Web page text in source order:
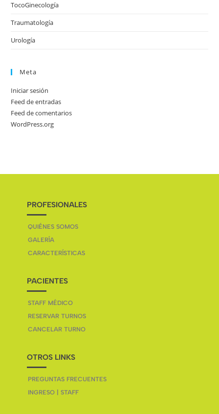
TocoGinecología
Traumatología
Urología
Meta
Iniciar sesión
Feed de entradas
Feed de comentarios
WordPress.org
PROFESIONALES
QUIÉNES SOMOS
GALERÍA
CARACTERÍSTICAS
PACIENTES
STAFF MÉDICO
RESERVAR TURNOS
CANCELAR TURNO
OTROS LINKS
PREGUNTAS FRECUENTES
INGRESO | STAFF